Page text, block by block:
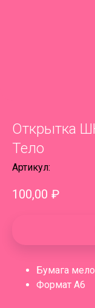
Открытка
Тело
Артикул:
100,00 ₽
Бумага
Формат А6